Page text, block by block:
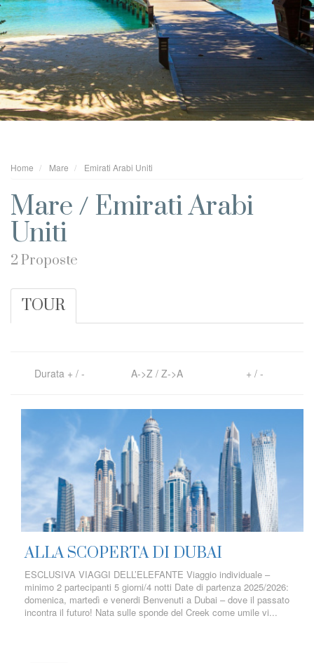
Home Mare Emirati Arabi Uniti
Mare / Emirati Arabi
Uniti
2 Proposte
TOUR
Durata + / - A->Z / Z->A + / -
ALLA SCOPERTA DI DUBAI
ESCLUSIVA VIAGGI DELL’ELEFANTE Viaggio individuale –
minimo 2 partecipanti 5 giorni/4 notti Date di partenza 2025/2026:
domenica, martedì e venerdi Benvenuti a Dubai – dove il passato
incontra il futuro! Nata sulle sponde del Creek come umile vi...